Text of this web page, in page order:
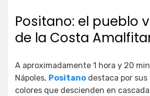
Positano: el pueblo
de la Costa
A aproximadamente 1 hora y 20
Nápoles, Positano destaca por sus
colores que descienden en